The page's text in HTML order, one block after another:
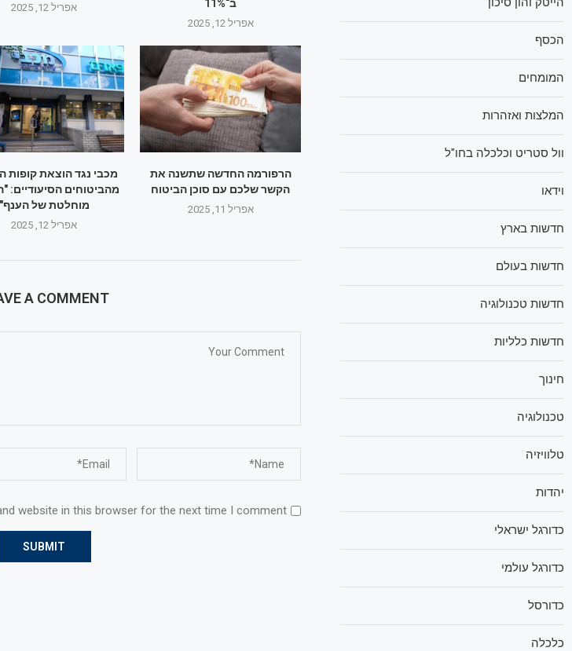
אפריל 12, 2025
ב־11%
אפריל 12, 2025
מכבי נגד הוצאת קופות
מהביטוחים הסיעודיים:
מוחלטת של הענף"
אפריל 12, 2025
הרפורמה החדשה שתשנה את
הקשר שלכם עם סוכן הביטוח
אפריל 11, 2025
A COMMENT
website in this browser for the next time I comment.
הכסף
המומחים
המלצות ואזהרות
וול סטריט וכלכלה בחו"ל
וידאו
חדשות בארץ
חדשות בעולם
חדשות טכנולוגיה
חדשות כלליות
חינוך
טכנולוגיה
טלוויזיה
יהדות
כדורגל ישראלי
כדורגל עולמי
כדורסל
כלכלה